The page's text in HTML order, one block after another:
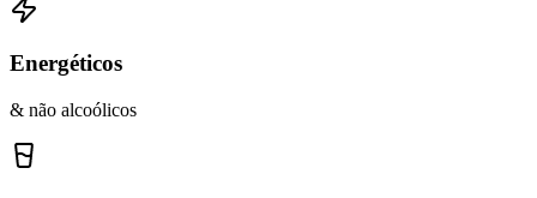
Energéticos
& não alcoólicos